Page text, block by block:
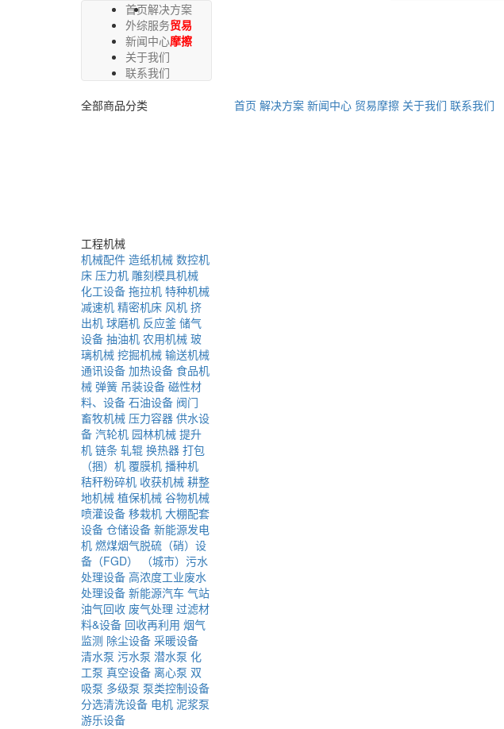
首页解决方案
外综服务
新闻中心
贸易
摩擦
关于我们
联系我们
全部商品分类
工程机械
机械配件 造纸机械 数控机
床 压力机 雕刻模具机械
化工设备 拖拉机 特种机械
减速机 精密机床 风机 挤
出机 球磨机 反应釜 储气
设备 抽油机 农用机械 玻
璃机械 挖掘机械 输送机械
通讯设备 加热设备 食品机
械 弹簧 吊装设备 磁性材
料、设备 石油设备 阀门
畜牧机械 压力容器 供水设
备 汽轮机 园林机械 提升
机 链条 轧辊 换热器 打包
（捆）机 覆膜机 播种机
秸秆粉碎机 收获机械 耕整
地机械 植保机械 谷物机械
喷灌设备 移栽机 大棚配套
设备 仓储设备 新能源发电
机 燃煤烟气脱硫（硝）设
备（FGD）
（城市）污水
处理设备 高浓度工业废水
处理设备 新能源汽车 气站
油气回收 废气处理 过滤材
料&设备 回收再利用 烟气
监测 除尘设备 采暖设备
清水泵 污水泵 潜水泵 化
工泵 真空设备 离心泵 双
吸泵 多级泵 泵类控制设备
分选清洗设备 电机 泥浆泵
游乐设备
首页 解决方案 新闻中心 贸易摩擦 关于我们 联系我们